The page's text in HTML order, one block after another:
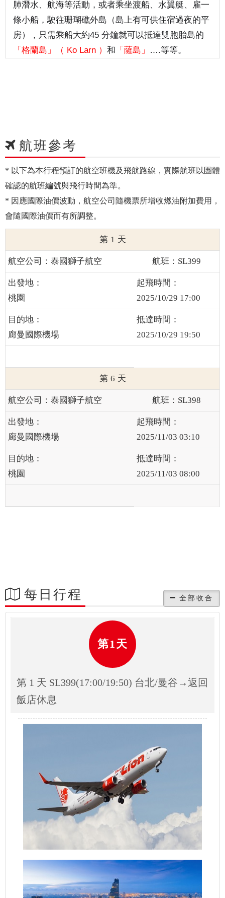
肺潛水、航海等活動，或者乘坐渡船、水翼艇、雇一
條小船，駛往珊瑚礁外島（島上有可供住宿過夜的平
房），只需乘船大約45 分鐘就可以抵達雙胞胎島的
「格蘭島」（ Ko Larn ） 和 「薩島」 ….等等。
航班參考
* 以下為本行程預訂的航空班機及飛航路線，實際航班以團體
確認的航班編號與飛行時間為準。
* 因應國際油價波動，航空公司隨機票所增收燃油附加費用，
會隨國際油價而有所調整。
1
泰國獅子航空 SL399
桃園 2025/10/29 17:00
廊曼國際機場 2025/10/29 19:50
6
泰國獅子航空 SL398
廊曼國際機場 2025/11/03 03:10
桃園 2025/11/03 08:00
每日行程
第1天
第 1 天 SL399(17:00/19:50) 台北/曼谷→返回
飯店休息